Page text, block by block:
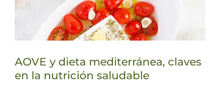
AOVE y dieta mediterránea, claves
en la nutrición saludable